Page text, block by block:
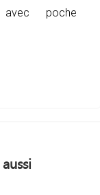
poche